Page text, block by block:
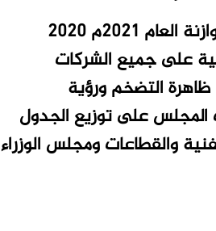
وأشار مانيس لأهمية إجراء تقييم أداء موازنة العام 2020‪ ضمن مشروع موازنة العام 2021م
على جميع الشركات
ظاهرة التضخم ورؤية
المجلس على توزيع الجدول
والقطاعات ومجلس الوزراء